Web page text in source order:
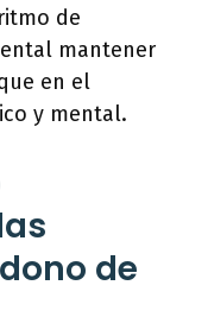
de
mantener
en el
y mental.
de